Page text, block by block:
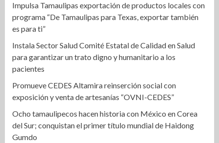
Impulsa Tamaulipas exportación de productos locales con
programa “De Tamaulipas para Texas, exportar también
es para ti”
Instala Sector Salud Comité Estatal de Calidad en Salud
para garantizar un trato digno y humanitario a los
pacientes
Promueve CEDES Altamira reinserción social con
exposición y venta de artesanías “OVNI-CEDES”
Ocho tamaulipecos hacen historia con México en Corea
del Sur; conquistan el primer título mundial de Haidong
Gumdo